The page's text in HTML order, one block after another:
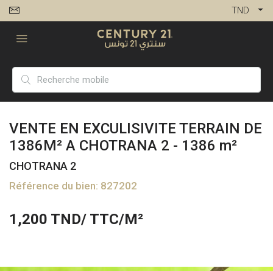
TND
VENTE EN EXCULISIVITE TERRAIN DE
1386M² A CHOTRANA 2 - 1386 m²
CHOTRANA 2
Référence du bien: 827202
1,200 TND/ TTC/M²